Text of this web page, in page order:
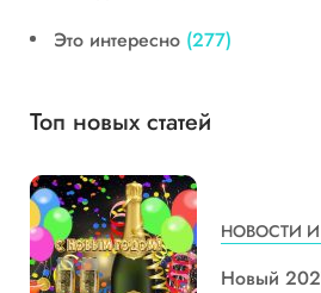
Это интересно (277)
Топ новых статей
НОВОСТИ
Новый